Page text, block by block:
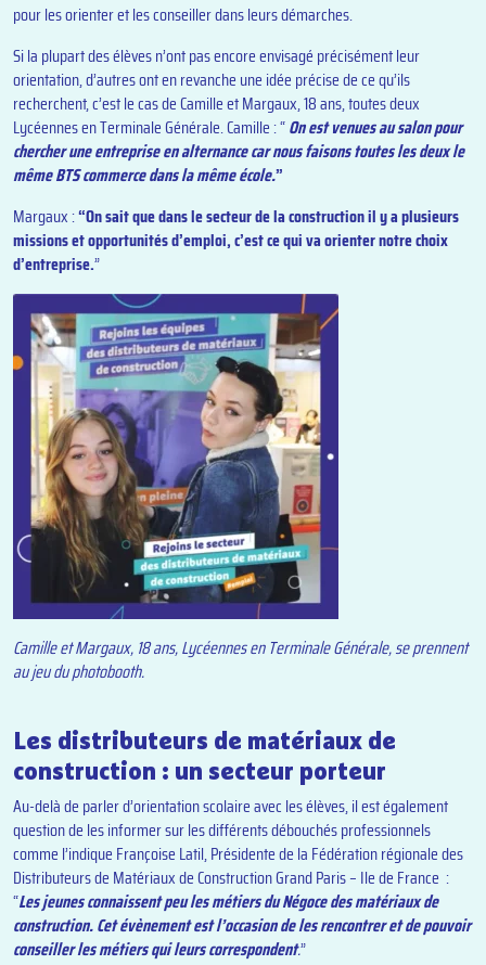
pour les orienter et les conseiller dans leurs démarches.
Si la plupart des élèves n’ont pas encore envisagé précisément leur
orientation, d’autres ont en revanche une idée précise de ce qu’ils
recherchent, c’est le cas de Camille et Margaux, 18 ans, toutes deux
Lycéennes en Terminale Générale. Camille : “On est venues au salon pour
chercher une entreprise en alternance car nous faisons toutes les deux le
même BTS commerce dans la même école.”
Margaux :“On sait que dans le secteur de la construction il y a plusieurs
missions et opportunités d’emploi, c’est ce qui va orienter notre choix
d’entreprise.”
Camille et Margaux, 18 ans, Lycéennes en Terminale Générale, se prennent
au jeu du photobooth.
Les distributeurs de matériaux de
construction : un secteur porteur
Au-delà de parler d’orientation scolaire avec les élèves, il est également
question de les informer sur les différents débouchés professionnels
comme l’indique Françoise Latil, Présidente de la Fédération régionale des
Distributeurs de Matériaux de Construction Grand Paris – Ile de France :
“Les jeunes connaissent peu les métiers du Négoce des matériaux de
construction. Cet évènement est l’occasion de les rencontrer et de pouvoir
conseiller les métiers qui leurs correspondent.”